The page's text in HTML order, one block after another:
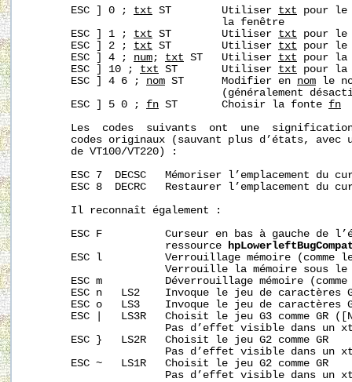
       ESC ] 0 ;
txt ST        Utiliser txt pour le
                               la fenêtre
       ESC ] 1 ;
txt ST        Utiliser txt pour le
       ESC ] 2 ;
txt ST        Utiliser txt pour
       ESC ] 4 ;
num ; txt ST   Utiliser txt pour la
       ESC ] 10 ;
txt ST       Utiliser txt pour la
       ESC ] 4 6 ;
nom ST      Modifier en nom le
(généralement
       ESC ] 5 0 ;
fn ST       Choisir la fonte fn
Les  codes  suivants  ont  une
codes originaux (sauvant plus d’états, avec
       de VT100/VT220) :
ESC 7  DECSC   Mémoriser l’emplacement du
ESC 8  DECRC   Restaurer l’emplacement du
       Il reconnaît également :
ESC F          Curseur en bas à gauche de
                      ressource
ESC l          Verrouillage mémoire (comme
Verrouille la mémoire sous le
ESC m          Déverrouillage mémoire (comme
ESC n   LS2    Invoque le jeu de caractères
ESC o   LS3    Invoque le jeu de caractères
ESC |   LS3R   Choisit le jeu G3 comme GR
Pas d’effet visible dans un
       ESC }   LS2R   Choisit le jeu G2 comme GR
Pas d’effet visible dans un
       ESC ~   LS1R   Choisit le jeu G2 comme GR
Pas d’effet visible dans un